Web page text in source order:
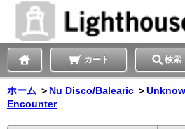
カート 検索
ホーム ＞ Nu Disco/Balearic ＞
Encounter